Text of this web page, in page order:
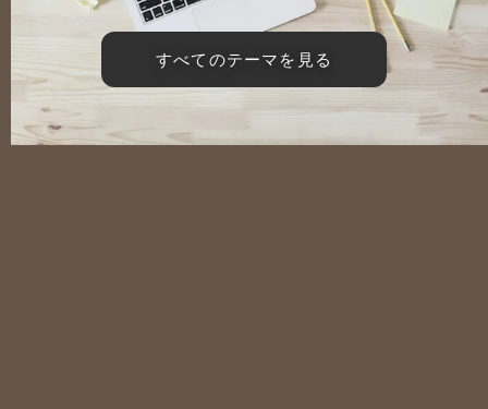
すべてのテーマを見る